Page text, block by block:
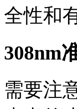
全性和
308nm
需要注